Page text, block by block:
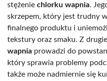
stężenie chlorku wapnia.
skrzepem, który jest trudny
finalnego produktu i
tekstury oraz smaku. Z
wapnia prowadzi do
który sprawia problemy
także może nadmiernie się